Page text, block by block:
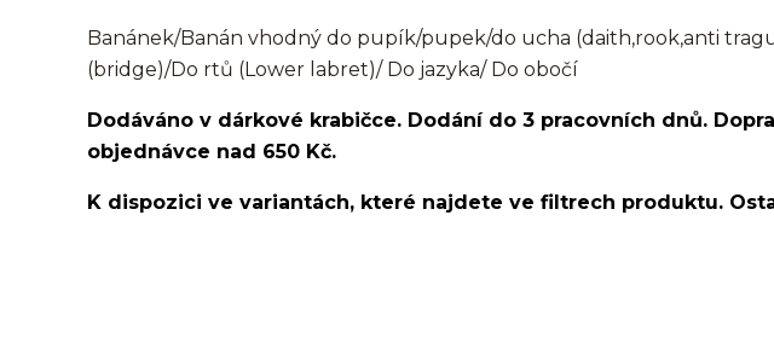
Banánek/Banán vhodný do pupík/pupek/do ucha (daith,rook,anti
(bridge)/Do rtů (Lower labret)/ Do jazyka/ Do obočí
Dodáváno v dárkové krabičce. Dodání do 3 pracovních dnů.
objednávce nad 650 Kč.
K dispozici ve variantách, které najdete ve filtrech produktu.